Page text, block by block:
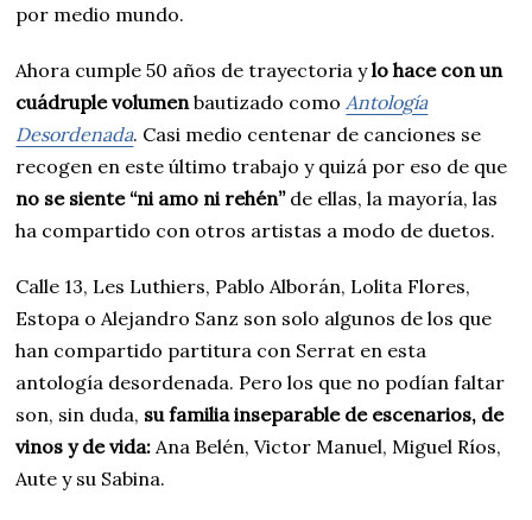
por medio mundo.
Ahora cumple 50 años de trayectoria ylo hace con un
cuádruple volumen bautizado como Antología
Desordenada. Casi medio centenar de canciones se
recogen en este último trabajo y quizá por eso de que
no se siente “ni amo ni rehén”de ellas, la mayoría, las
ha compartido con otros artistas a modo de duetos.
Calle 13, Les Luthiers, Pablo Alborán, Lolita Flores,
Estopa o Alejandro Sanz son solo algunos de los que
han compartido partitura con Serrat en esta
antología desordenada. Pero los que no podían faltar
son, sin duda, su familia inseparable de escenarios, de
vinos y de vida: Ana Belén, Victor Manuel, Miguel Ríos,
Aute y su Sabina.